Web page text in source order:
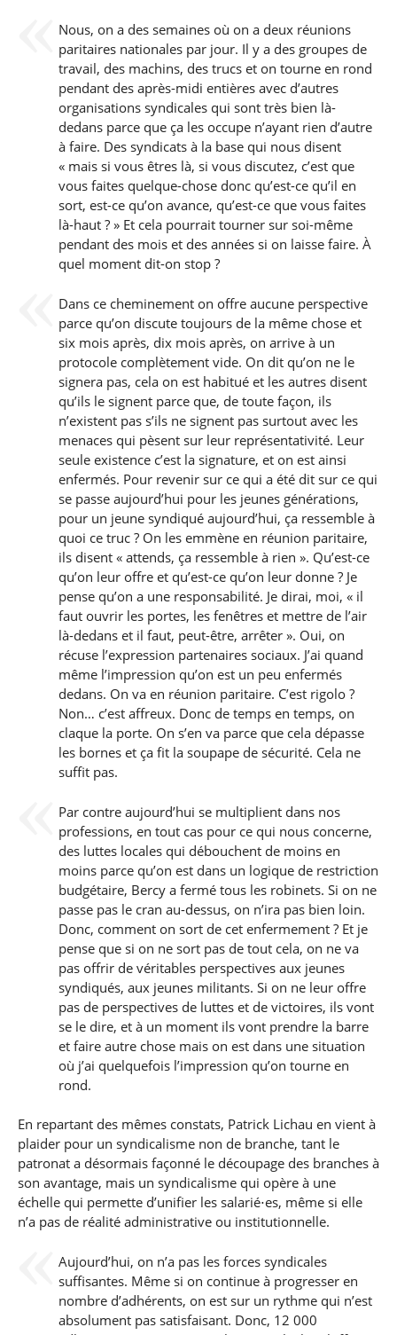
Nous, on a des semaines où on a deux réunions
paritaires nationales par jour. Il y a des groupes de
travail, des machins, des trucs et on tourne en rond
pendant des après-midi entières avec d’autres
organisations syndicales qui sont très bien là-
dedans parce que ça les occupe n’ayant rien d’autre
à faire. Des syndicats à la base qui nous disent
« mais si vous êtres là, si vous discutez, c’est que
vous faites quelque-chose donc qu’est-ce qu’il en
sort, est-ce qu’on avance, qu’est-ce que vous faites
là-haut ? » Et cela pourrait tourner sur soi-même
pendant des mois et des années si on laisse faire. À
quel moment dit-on stop ?
Dans ce cheminement on offre aucune perspective
parce qu’on discute toujours de la même chose et
six mois après, dix mois après, on arrive à un
protocole complètement vide. On dit qu’on ne le
signera pas, cela on est habitué et les autres disent
qu’ils le signent parce que, de toute façon, ils
n’existent pas s’ils ne signent pas surtout avec les
menaces qui pèsent sur leur représentativité. Leur
seule existence c’est la signature, et on est ainsi
enfermés. Pour revenir sur ce qui a été dit sur ce qui
se passe aujourd’hui pour les jeunes générations,
pour un jeune syndiqué aujourd’hui, ça ressemble à
quoi ce truc ? On les emmène en réunion paritaire,
ils disent « attends, ça ressemble à rien ». Qu’est-ce
qu’on leur offre et qu’est-ce qu’on leur donne ? Je
pense qu’on a une responsabilité. Je dirai, moi, « il
faut ouvrir les portes, les fenêtres et mettre de l’air
là-dedans et il faut, peut-être, arrêter ». Oui, on
récuse l’expression partenaires sociaux. J’ai quand
même l’impression qu’on est un peu enfermés
dedans. On va en réunion paritaire. C’est rigolo ?
Non… c’est affreux. Donc de temps en temps, on
claque la porte. On s’en va parce que cela dépasse
les bornes et ça fit la soupape de sécurité. Cela ne
suffit pas.
Par contre aujourd’hui se multiplient dans nos
professions, en tout cas pour ce qui nous concerne,
des luttes locales qui débouchent de moins en
moins parce qu’on est dans un logique de restriction
budgétaire, Bercy a fermé tous les robinets. Si on ne
passe pas le cran au-dessus, on n’ira pas bien loin.
Donc, comment on sort de cet enfermement ? Et je
pense que si on ne sort pas de tout cela, on ne va
pas offrir de véritables perspectives aux jeunes
syndiqués, aux jeunes militants. Si on ne leur offre
pas de perspectives de luttes et de victoires, ils vont
se le dire, et à un moment ils vont prendre la barre
et faire autre chose mais on est dans une situation
où j’ai quelquefois l’impression qu’on tourne en
rond.
En repartant des mêmes constats, Patrick Lichau en vient à
plaider pour un syndicalisme non de branche, tant le
patronat a désormais façonné le découpage des branches à
son avantage, mais un syndicalisme qui opère à une
échelle qui permette d’unifier les salarié⋅es, même si elle
n’a pas de réalité administrative ou institutionnelle.
Aujourd’hui, on n’a pas les forces syndicales
suffisantes. Même si on continue à progresser en
nombre d’adhérents, on est sur un rythme qui n’est
absolument pas satisfaisant. Donc, 12 000